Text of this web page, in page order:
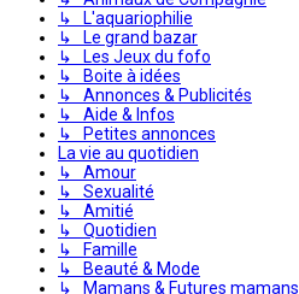
↳ L'aquariophilie
↳ Le grand bazar
↳ Les Jeux du fofo
↳ Boite à idées
↳ Annonces & Publicités
↳ Aide & Infos
↳ Petites annonces
La vie au quotidien
↳ Amour
↳ Sexualité
↳ Amitié
↳ Quotidien
↳ Famille
↳ Beauté & Mode
↳ Mamans & Futures mamans